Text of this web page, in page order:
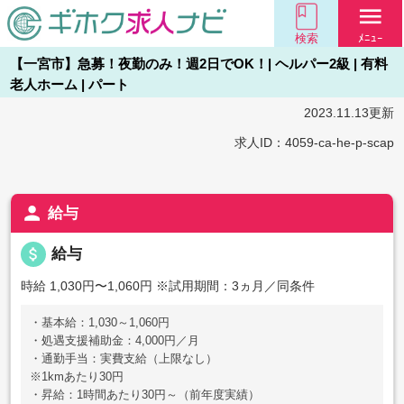
検索
menu
ﾒﾆｭｰ
【一宮市】急募！夜勤のみ！週2日でOK！| ヘルパー2級 | 有料
老人ホーム | パート
2023.11.13更新
求人ID：4059-ca-he-p-scap
person 給与
attach_money 給与
時給 1,030円〜1,060円 ※試用期間：3ヵ月／同条件
・基本給：1,030～1,060円
・処遇支援補助金：4,000円／月
・通勤手当：実費支給（上限なし）
※1kmあたり30円
・昇給：1時間あたり30円～（前年度実績）